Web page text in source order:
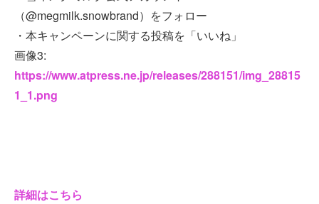
（@megmilk.snowbrand）をフォロー
・本キャンペーンに関する投稿を「いいね」
画像3:
https://www.atpress.ne.jp/releases/288151/img_28815
1_1.png
詳細はこちら